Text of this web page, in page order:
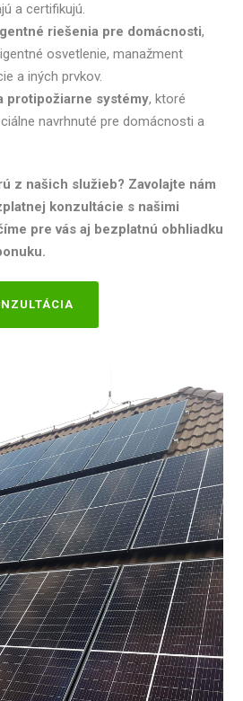
a certifikujú.
riešenia pre domácnosti,
osvetlenie, manažment
a iných prvkov.
protipožiarne systémy, ktoré
navrhnuté pre domácnosti a
z našich služieb? Zavolajte nám
konzultácie s našimi
pre vás aj bezplatnú obhliadku